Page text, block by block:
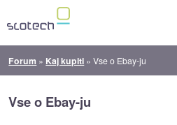
Forum » Kaj kupiti »Vse o Ebay-ju
Vse o Ebay-ju